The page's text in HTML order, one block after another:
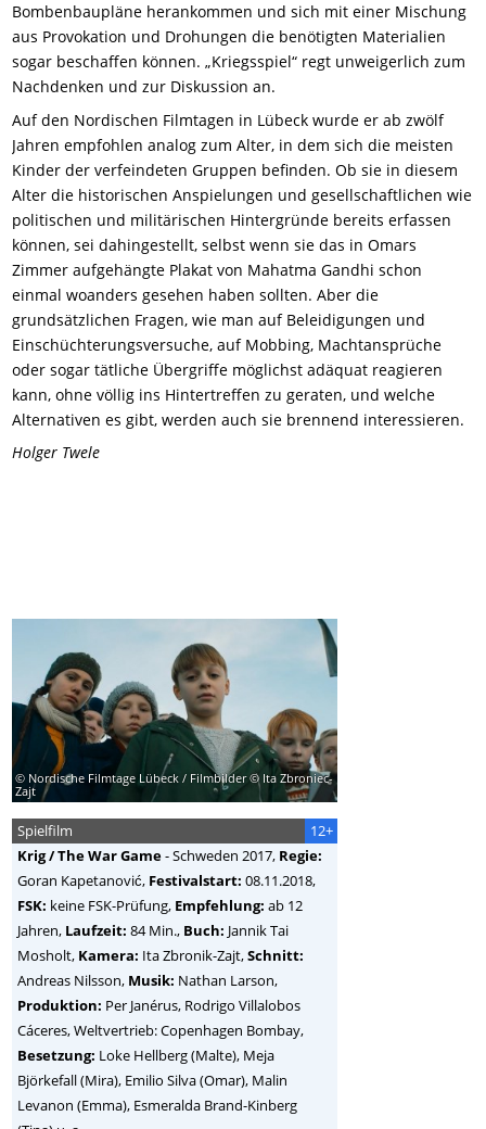
Bombenbaupläne herankommen und sich mit einer Mischung
aus Provokation und Drohungen die benötigten Materialien
sogar beschaffen können. „Kriegsspiel“ regt unweigerlich zum
Nachdenken und zur Diskussion an.
Auf den Nordischen Filmtagen in Lübeck wurde er ab zwölf
Jahren empfohlen analog zum Alter, in dem sich die meisten
Kinder der verfeindeten Gruppen befinden. Ob sie in diesem
Alter die historischen Anspielungen und gesellschaftlichen wie
politischen und militärischen Hintergründe bereits erfassen
können, sei dahingestellt, selbst wenn sie das in Omars
Zimmer aufgehängte Plakat von Mahatma Gandhi schon
einmal woanders gesehen haben sollten. Aber die
grundsätzlichen Fragen, wie man auf Beleidigungen und
Einschüchterungsversuche, auf Mobbing, Machtansprüche
oder sogar tätliche Übergriffe möglichst adäquat reagieren
kann, ohne völlig ins Hintertreffen zu geraten, und welche
Alternativen es gibt, werden auch sie brennend interessieren.
Holger Twele
© Nordische Filmtage Lübeck / Filmbilder © Ita Zbroniec-
Zajt
12+
Spielfilm
Krig / The War Game-Schweden 2017, Regie:
Goran Kapetanović, Festivalstart: 08.11.2018,
FSK: keine FSK-Prüfung, Empfehlung: ab 12
Jahren, Laufzeit: 84 Min., Buch: Jannik Tai
Mosholt, Kamera: Ita Zbronik-Zajt,Schnitt:
Andreas Nilsson, Musik: Nathan Larson,
Produktion: Per Janérus, Rodrigo Villalobos
Cáceres, Weltvertrieb: Copenhagen Bombay,
Besetzung: Loke Hellberg (Malte), Meja
Björkefall (Mira), Emilio Silva (Omar), Malin
Levanon (Emma), Esmeralda Brand-Kinberg